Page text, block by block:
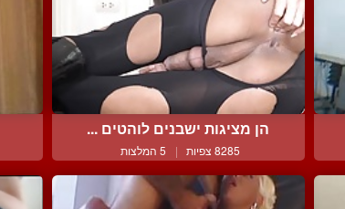
הן מציגות ישבנים לוהטים ...
8285 צפיות | 5 המלצות